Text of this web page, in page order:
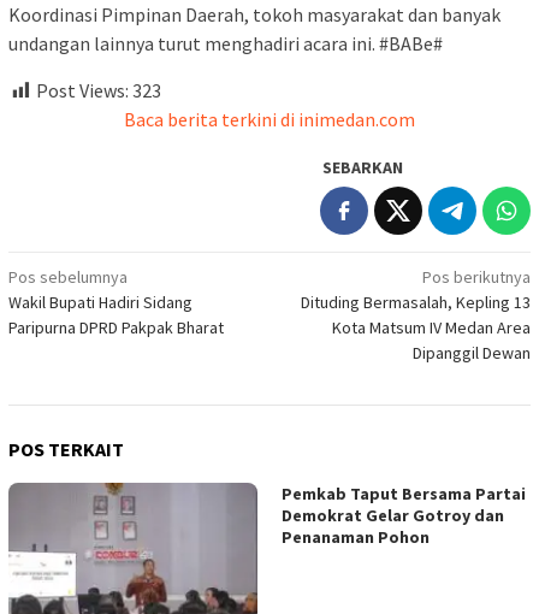
Koordinasi Pimpinan Daerah, tokoh masyarakat dan banyak
undangan lainnya turut menghadiri acara ini. #BABe#
Post Views: 323
Baca berita terkini di inimedan.com
SEBARKAN
Navigasi
pos
Pos sebelumnya
Wakil Bupati Hadiri Sidang
Paripurna DPRD Pakpak Bharat
Pos berikutnya
Dituding Bermasalah, Kepling 13
Kota Matsum IV Medan Area
Dipanggil Dewan
POS TERKAIT
Pemkab Taput Bersama Partai
Demokrat Gelar Gotroy dan
Penanaman Pohon